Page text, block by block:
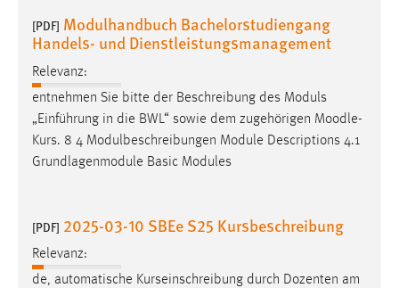
[PDF] Modulhandbuch Bachelorstudiengang
Handels- und Dienstleistungsmanagement
Relevanz:
entnehmen Sie bitte der Beschreibung des Moduls
„Einführung in die BWL“ sowie dem zugehörigen Moodle-
Kurs. 8 4 Modulbeschreibungen Module Descriptions 4.1
Grundlagenmodule Basic Modules
[PDF] 2025-03-10 SBEe S25 Kursbeschreibung
Relevanz:
de, automatische Kurseinschreibung durch Dozenten am